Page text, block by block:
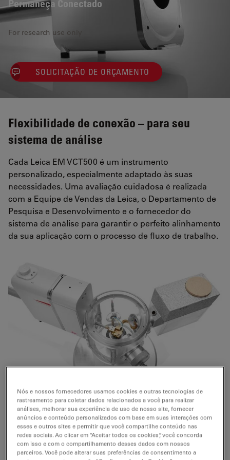
Permaneça Conectado
For research use only
SOLICITAÇÃO DE ORÇAMENTO
Flexibilidade de conexão – para seu
sistema de análise
Cada Leica EM VCT500 é um instrumento
personalizado, especialmente adaptado às suas
necessidades. Uma avaliação cuidadosa é realizada
com a Equipe de Vendas da Leica, o Departamento de
Pesquisa e Desenvolvimento e o fornecedor do
sistema de análise para garantir o perfeito alinhamento
da sua aplicação com o processo de fluxo de trabalho.
Leica EM VCT500
Nós e nossos fornecedores usamos cookies e outras tecnologias de
rastreamento para coletar dados relacionados a você para realizar
análises, melhorar sua experiência de uso de nosso site, fornecer
anúncios e conteúdo personalizados com base em suas interações com
esses e outros sites e permitir que você compartilhe conteúdo nas
redes sociais. Ao clicar em “Aceitar todos os cookies”, você concorda
com isso e com o compartilhamento desses dados com nossos
parceiros. Você pode alterar suas preferências de consentimento a